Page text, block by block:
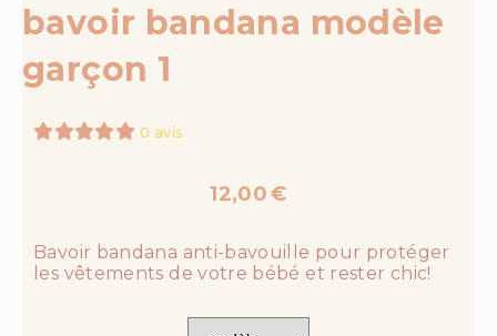
bavoir bandana modèle
garçon 1
0 avis
12,00€
Bavoir bandana anti-bavouille pour protéger
les vêtements de votre bébé et rester chic!